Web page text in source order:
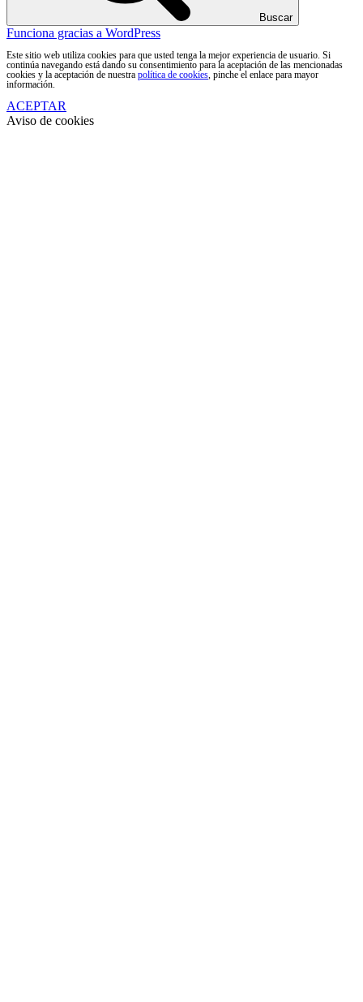
Buscar
Funciona gracias a WordPress
Este sitio web utiliza cookies para que usted tenga la mejor experiencia de usuario. Si
continúa navegando está dando su consentimiento para la aceptación de las mencionadas
cookies y la aceptación de nuestra política de cookies, pinche el enlace para mayor
información.
ACEPTAR
Aviso de cookies